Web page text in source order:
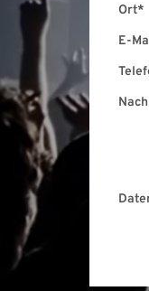
Ort*
E-